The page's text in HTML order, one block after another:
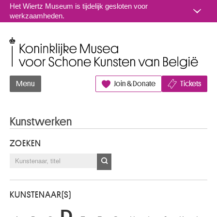
Naar inhoud
Het Wiertz Museum is tijdelijk gesloten voor
werkzaamheden.
Menu Join & Donate Tickets
Kunstwerken
ZOEKEN
KUNSTENAAR(S)